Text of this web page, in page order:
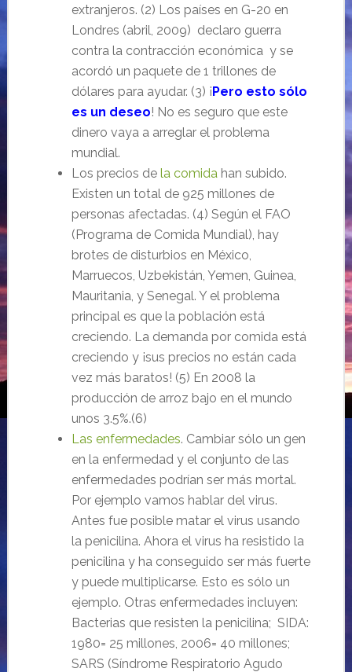
extranjeros. (2) Los países en G-20 en
Londres (abril, 2009) declaro guerra
contra la contracción económica y se
acordó un paquete de 1 trillones de
dólares para ayudar. (3) ¡Pero esto sólo
es un deseo! No es seguro que este
dinero vaya a arreglar el problema
mundial.
Los precios de la comida han subido.
Existen un total de 925 millones de
personas afectadas. (4) Según el FAO
(Programa de Comida Mundial), hay
brotes de disturbios en México,
Marruecos, Uzbekistán, Yemen, Guinea,
Mauritania, y Senegal. Y el problema
principal es que la población está
creciendo. La demanda por comida está
creciendo y ¡sus precios no están cada
vez más baratos! (5) En 2008 la
producción de arroz bajo en el mundo
unos 3.5%.(6)
Las enfermedades. Cambiar sólo un gen
en la enfermedad y el conjunto de las
enfermedades podrían ser más mortal.
Por ejemplo vamos hablar del virus.
Antes fue posible matar el virus usando
la penicilina. Ahora el virus ha resistido la
penicilina y ha conseguido ser más fuerte
y puede multiplicarse. Esto es sólo un
ejemplo. Otras enfermedades incluyen:
Bacterias que resisten la penicilina; SIDA:
1980= 25 millones, 2006= 40 millones;
SARS (Síndrome Respiratorio Agudo